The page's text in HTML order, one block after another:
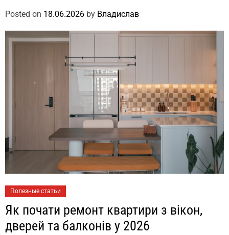
Posted on 18.06.2026 by Владислав
Полезные статьи
Як почати ремонт квартири з вікон,
дверей та балконів у 2026